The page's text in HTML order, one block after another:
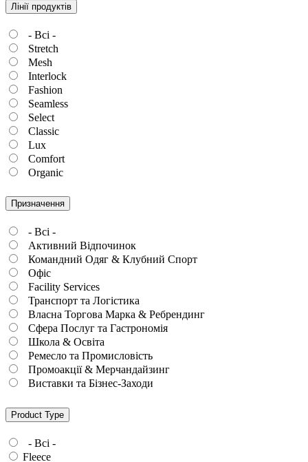
Лінії продуктів
- Всі -
Stretch
Mesh
Interlock
Fashion
Seamless
Select
Classic
Lux
Comfort
Organic
Призначення
- Всі -
Активний Відпочинок
Командний Одяг & Клубний Спорт
Офіс
Facility Services
Транспорт та Логістика
Власна Торгова Марка & Ребрендинг
Сфера Послуг та Гастрономія
Школа & Освіта
Ремесло та Промисловість
Промоакції & Мерчандайзинг
Виставки та Бізнес-Заходи
Product Type
- Всі -
Fleece